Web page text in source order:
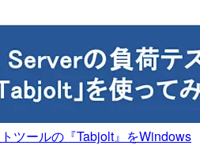
ツールの『Tabjolt』をWindows